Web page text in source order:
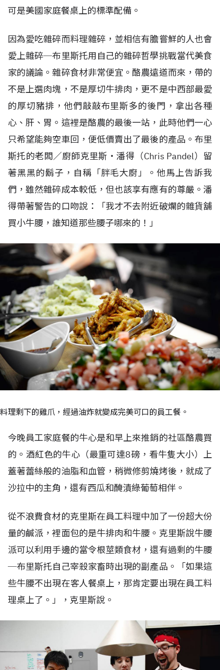
可是美國家庭餐桌上的標準配備。
因為愛吃雜碎而料理雜碎，並相信有膽嘗鮮的人也會
愛上雜碎─布里斯托用自己的雜碎哲學挑戰當代美食
家的議論。雜碎食材非常便宜。酪農遠道而來，帶的
不是上選肉塊，不是厚切牛排肉，更不是中西部最愛
的厚切豬排，他們敲敲布里斯多的後門，拿出各種
心、肝、胃。這裡是酪農的最後一站，此時他們一心
只希望能夠空車回，便低價賣出了最後的產品。布里
斯托的老闆／廚師克里斯‧潘得（Chris Pandel）留
著黑黑的鬍子，自稱「胖毛大廚」。他馬上告訴我
們，雖然雜碎成本較低，但也該享有應有的尊嚴。潘
得帶著警告的口吻說：「我才不去附近破爛的雜貨舖
買小牛腰，誰知道那些腰子哪來的！」
料理剩下的雞爪，經過油炸就變成完美可口的員工餐。
今晚員工家庭餐的牛心是和早上來推銷的社區酪農買
的。酒紅色的牛心（最重可達8磅，看牛隻大小）上
蓋著蕾絲般的油脂和血管，稍微修剪燒烤後，就成了
沙拉中的主角，還有西瓜和醃漬綠葡萄相伴。
從不浪費食材的克里斯在員工料理中加了一份超大份
量的鹹派，裡面包的是牛排肉和牛腰。克里斯說牛腰
派可以利用手邊的當令根莖類食材，還有過剩的牛腰
─布里斯托自己宰殺家畜時出現的副產品。「如果這
些牛腰不出現在客人餐桌上，那肯定要出現在員工料
理桌上了。」，克里斯說。